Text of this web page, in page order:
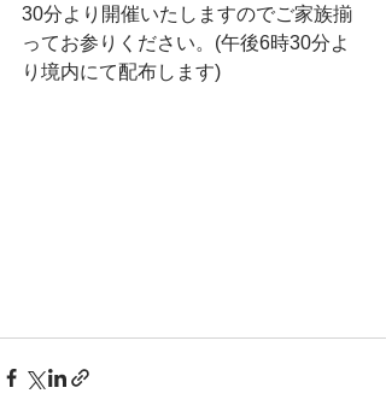
30分より開催いたしますのでご家族揃
ってお参りください。(午後6時30分よ
り境内にて配布します)